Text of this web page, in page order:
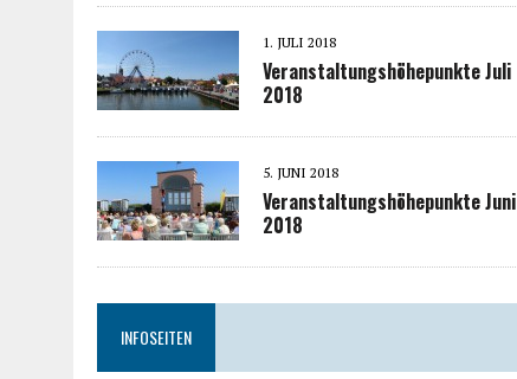
1. JULI 2018
Veranstaltungshöhepunkte Juli
2018
5. JUNI 2018
Veranstaltungshöhepunkte Juni
2018
INFOSEITEN